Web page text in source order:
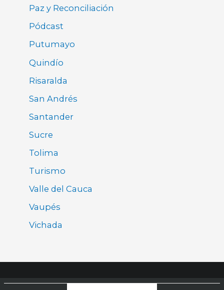
Paz y Reconciliación
Pódcast
Putumayo
Quindío
Risaralda
San Andrés
Santander
Sucre
Tolima
Turismo
Valle del Cauca
Vaupés
Vichada